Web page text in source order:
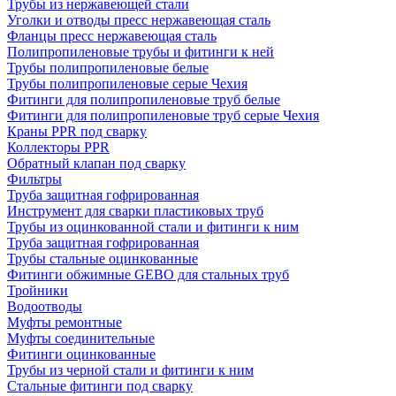
Трубы из нержавеющей стали
Уголки и отводы пресс нержавеющая сталь
Фланцы пресс нержавеющая сталь
Полипропиленовые трубы и фитинги к ней
Трубы полипропиленовые белые
Трубы полипропиленовые серые Чехия
Фитинги для полипропиленовые труб белые
Фитинги для полипропиленовые труб серые Чехия
Краны PPR под сварку
Коллекторы PPR
Обратный клапан под сварку
Фильтры
Труба защитная гофрированная
Инструмент для сварки пластиковых труб
Трубы из оцинкованной стали и фитинги к ним
Труба защитная гофрированная
Трубы стальные оцинкованные
Фитинги обжимные GEBO для стальных труб
Тройники
Водоотводы
Муфты ремонтные
Муфты соединительные
Фитинги оцинкованные
Трубы из черной стали и фитинги к ним
Стальные фитинги под сварку